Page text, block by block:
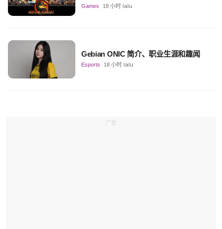
Games 18 小时 lalu
Gebian ONIC 简介、职业生涯和趣闻
Esports 18 小时 lalu
广告